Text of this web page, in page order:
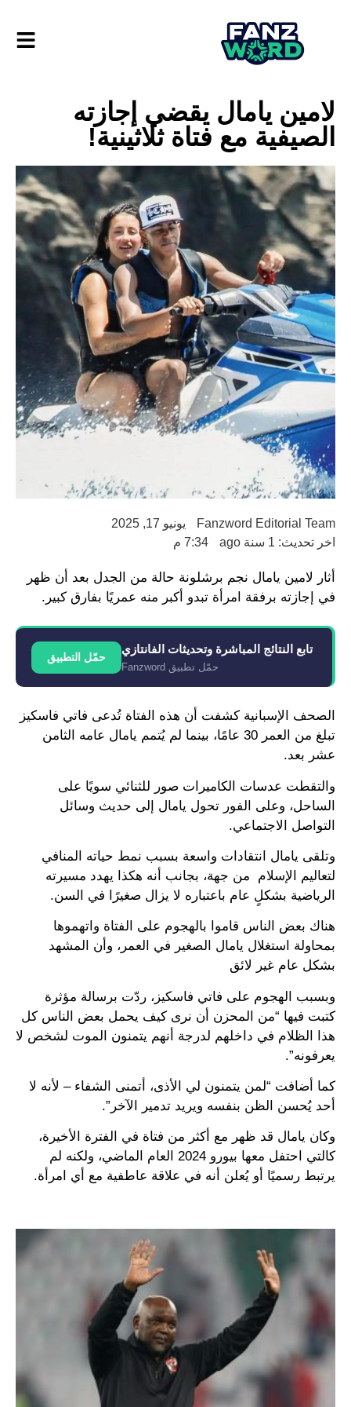
لامين يامال يقضي إجازته
الصيفية مع فتاة ثلاثينية!
Fanzword Editorial Team
يونيو 17, 2025
اخر تحديث: 1 سنة ago
7:34 م
أثار لامين يامال نجم برشلونة حالة من الجدل بعد أن ظهر
في إجازته برفقة امرأة تبدو أكبر منه عمريًا بفارق كبير.
تابع النتائج المباشرة وتحديثات الفانتازي
حمّل تطبيق Fanzword
حمّل التطبيق
الصحف الإسبانية كشفت أن هذه الفتاة تُدعى فاتي فاسكيز
تبلغ من العمر 30 عامًا، بينما لم يُتمم يامال عامه الثامن
عشر بعد.
والتقطت عدسات الكاميرات صور للثنائي سويًا على
الساحل، وعلى الفور تحول يامال إلى حديث وسائل
التواصل الاجتماعي.
وتلقى يامال انتقادات واسعة بسبب نمط حياته المنافي
لتعاليم الإسلام من جهة، بجانب أنه هكذا يهدد مسيرته
الرياضية بشكلٍ عام باعتباره لا يزال صغيرًا في السن.
هناك بعض الناس قاموا بالهجوم على الفتاة واتهموها
بمحاولة استغلال يامال الصغير في العمر، وأن المشهد
بشكل عام غير لائق
وبسبب الهجوم على فاتي فاسكيز، ردّت برسالة مؤثرة
كتبت فيها “من المحزن أن نرى كيف يحمل بعض الناس كل
هذا الظلام في داخلهم لدرجة أنهم يتمنون الموت لشخص لا
يعرفونه”.
كما أضافت “لمن يتمنون لي الأذى، أتمنى الشفاء – لأنه لا
أحد يُحسن الظن بنفسه ويريد تدمير الآخر”.
وكان يامال قد ظهر مع أكثر من فتاة في الفترة الأخيرة،
كالتي احتفل معها بيورو 2024 العام الماضي، ولكنه لم
يرتبط رسميًا أو يُعلن أنه في علاقة عاطفية مع أي امرأة.